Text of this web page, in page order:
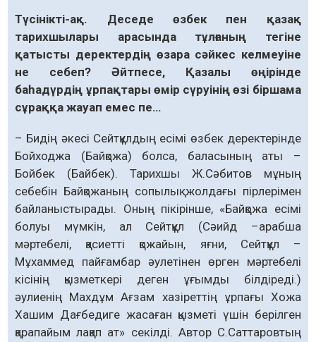
Түсінікті-ақ. Деседе өзбек пен қазақ
тарихшылары арасында тұлғаның тегіне
қатысты деректердің өзара сәйкес келмеуіне
не себеп? Әйтпесе, Қазалы өңірінде
баһадүрдің ұрпақтары өмір сүруінің өзі біршама
сұраққа жауап емес пе…
– Бидің әкесі Сейтқұлдың есімі өзбек деректерінде
Бойходжа (Байқожа) болса, баласының аты –
Бойбек (Байбек). Тарихшы Ж.Сәбитов мұның
себебін Байқожаның сопылық жолдағы пірлерімен
байланыстырады. Оның пікірінше, «Байқожа есімі
болуы мүмкін, ал Сейтқұл (Сәийд –арабша
мәртебелі, қасиетті қожайын, яғни, Сейтқұл –
Мұхаммед пайғамбар әулетінен өрген мәртебелі
кісінің қызметкері деген ұғымды білдіреді.)
әулиенің Махдұм Ағзам хазіреттің ұрпағы Хожа
Хашим Дағбедиге жасаған қызметі үшін берілген
қарапайым лақап ат» секілді. Автор С.Саттаровтың